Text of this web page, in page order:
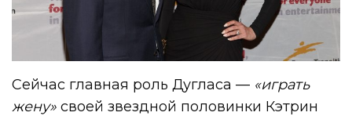
Сейчас главная роль Дугласа — «играть
жену» своей звездной половинки Кэтрин